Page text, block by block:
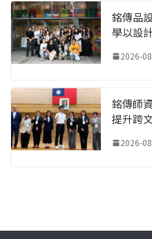
銘傳品
學以設
2026-
銘傳師
提升跨
2026-